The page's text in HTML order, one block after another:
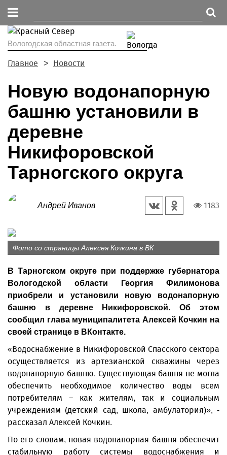
Вологодская областная газета.
Главное Новости
Новую водонапорную
башню установили в
деревне
Никифоровской
Тарногского округа
Андрей Иванов 1183
Фото со страницы Алексея Кочкина в ВК
В Тарногском округе при поддержке губернатора
Вологодской области Георгия Филимонова
приобрели и установили новую водонапорную
башню в деревне Никифоровской. Об этом
сообщил глава муниципалитета Алексей Кочкин на
своей странице в ВКонтакте.
«Водоснабжение в Никифоровской Спасского сектора
осуществляется из артезианской скважины через
водонапорную башню. Существующая башня не могла
обеспечить необходимое количество воды всем
потребителям – как жителям, так и социальным
учреждениям (детский сад, школа, амбулатория)», -
рассказал Алексей Кочкин.
По его словам, новая водонапорная башня обеспечит
стабильную работу системы водоснабжения и